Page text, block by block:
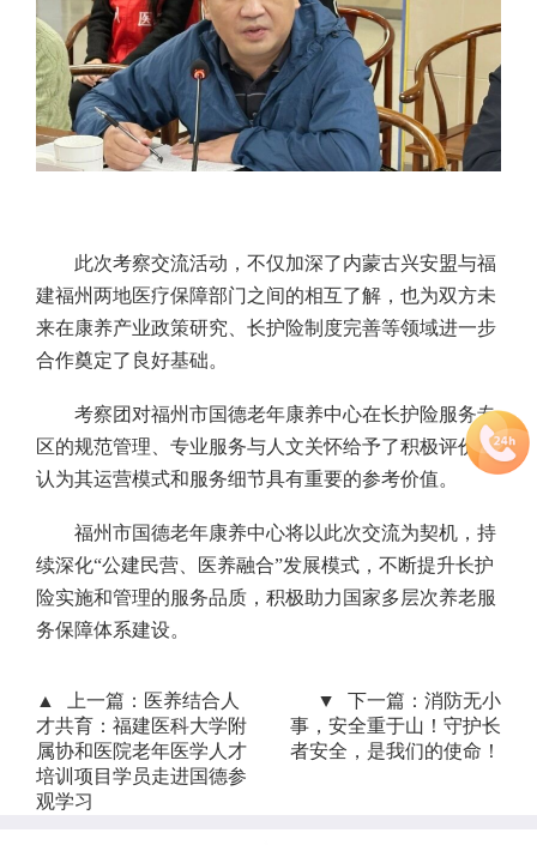
此次考察交流活动，不仅加深了内蒙古兴安盟与福
建福州两地医疗保障部门之间的相互了解，也为双方未
来在康养产业政策研究、长护险制度完善等领域进一步
合作奠定了良好基础。
考察团对福州市国德老年康养中心在长护险服务专
区的规范管理、专业服务与人文关怀给予了积极评价，
认为其运营模式和服务细节具有重要的参考价值。
福州市国德老年康养中心将以此次交流为契机，持
续深化“公建民营、医养融合”发展模式，不断提升长护
险实施和管理的服务品质，积极助力国家多层次养老服
务保障体系建设。
上一篇： 医养结合人
才共育：福建医科大学附
属协和医院老年医学人才
培训项目学员走进国德参
观学习
下一篇：消防无小
事，安全重于山！守护长
者安全，是我们的使命！